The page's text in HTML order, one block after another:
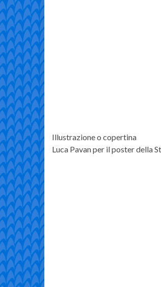
Illustrazione o copertina
Luca Pavan per il poster della